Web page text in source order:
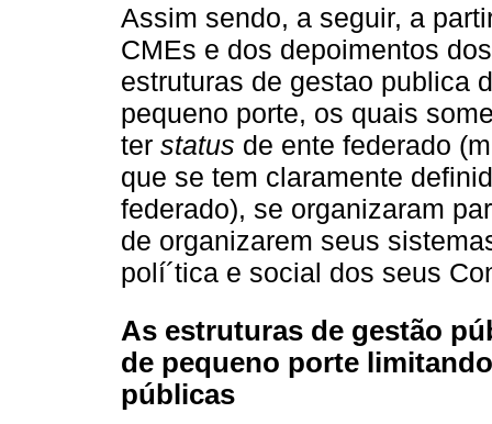
Assim sendo, a seguir, a
CMEs e dos depoimentos
estruturas de gestao publica
pequeno porte, os quais
ter status de ente federado
que se tem claramente
federado), se organizaram
de organizarem seus
polí´tica e social dos seus
As estruturas de gestão
de pequeno porte
públicas